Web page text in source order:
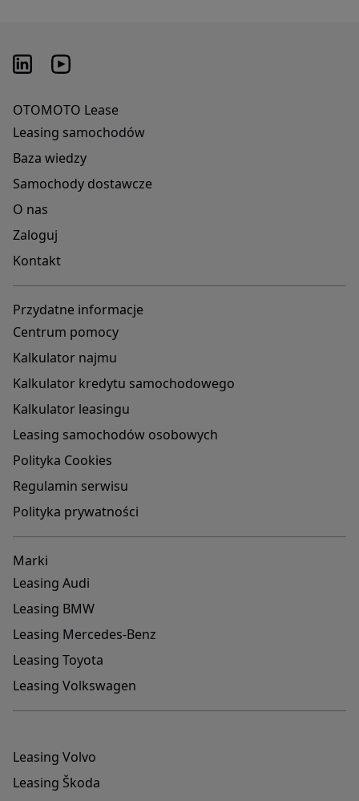
OTOMOTO Lease
Leasing samochodów
Baza wiedzy
Samochody dostawcze
O nas
Zaloguj
Kontakt
Przydatne informacje
Centrum pomocy
Kalkulator najmu
Kalkulator kredytu samochodowego
Kalkulator leasingu
Leasing samochodów osobowych
Polityka Cookies
Regulamin serwisu
Polityka prywatności
Marki
Leasing Audi
Leasing BMW
Leasing Mercedes-Benz
Leasing Toyota
Leasing Volkswagen
Leasing Volvo
Leasing Škoda